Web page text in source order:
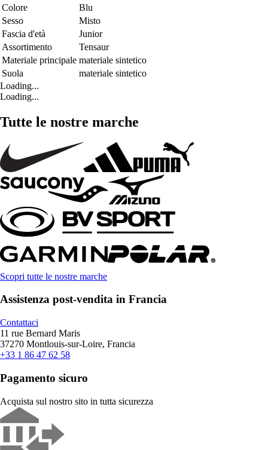
Colore
Blu
Sesso
Misto
Fascia d'età
Junior
Assortimento
Tensaur
Materiale principale materiale sintetico
Suola
materiale sintetico
Loading...
Loading...
Tutte le nostre marche
Scopri tutte le nostre marche
Assistenza post-vendita in Francia
Contattaci
11 rue Bernard Maris
37270 Montlouis-sur-Loire, Francia
+33 1 86 47 62 58
Pagamento sicuro
Acquista sul nostro sito in tutta sicurezza